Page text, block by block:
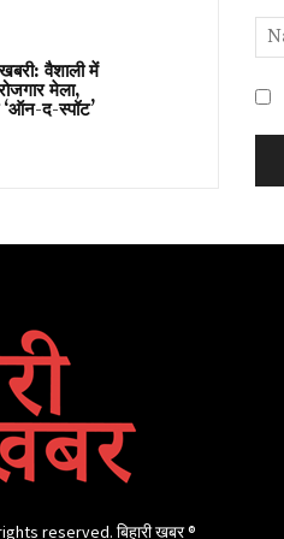
वैशाली में
मेला,
‘ऑन-द-स्पॉट’
reserved. बिहारी खबर ®​